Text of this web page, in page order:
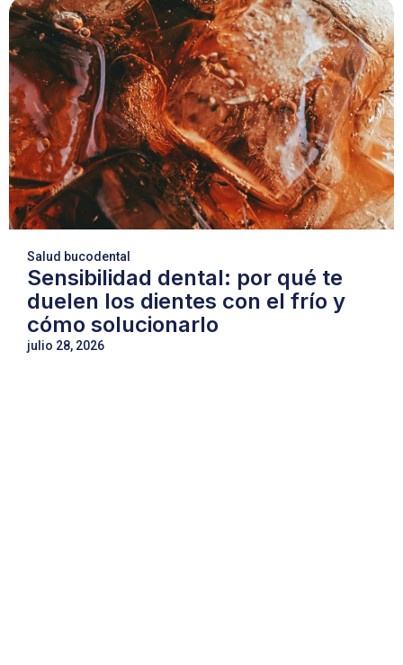
Salud bucodental
Sensibilidad dental: por qué te
duelen los dientes con el frío y
cómo solucionarlo
julio 28, 2026